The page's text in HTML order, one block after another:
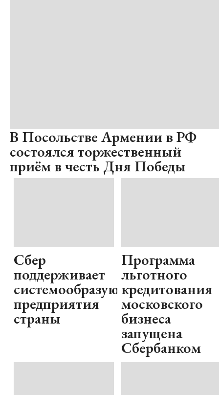
В Посольстве Армении в РФ
состоялся торжественный
приём в честь Дня Победы
Сбер
поддерживает
системообразующие
предприятия
страны
Программа
льготного
кредитования
московского
бизнеса
запущена
Сбербанком